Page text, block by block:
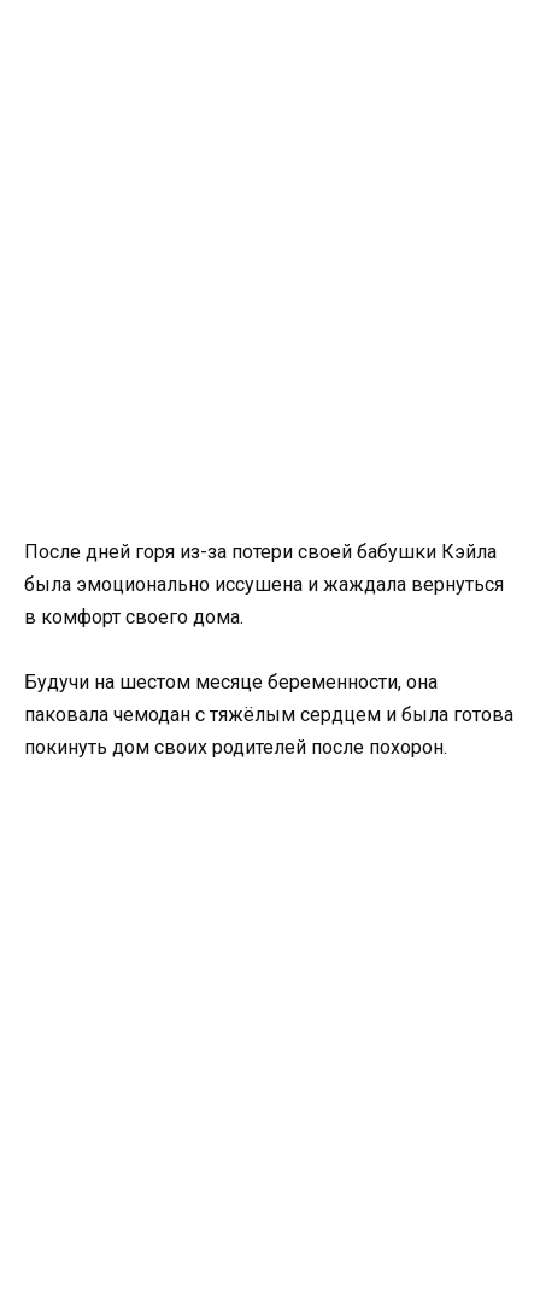
После дней горя из-за потери своей бабушки Кэйла
была эмоционально иссушена и жаждала вернуться
в комфорт своего дома.
Будучи на шестом месяце беременности, она
паковала чемодан с тяжёлым сердцем и была готова
покинуть дом своих родителей после похорон.